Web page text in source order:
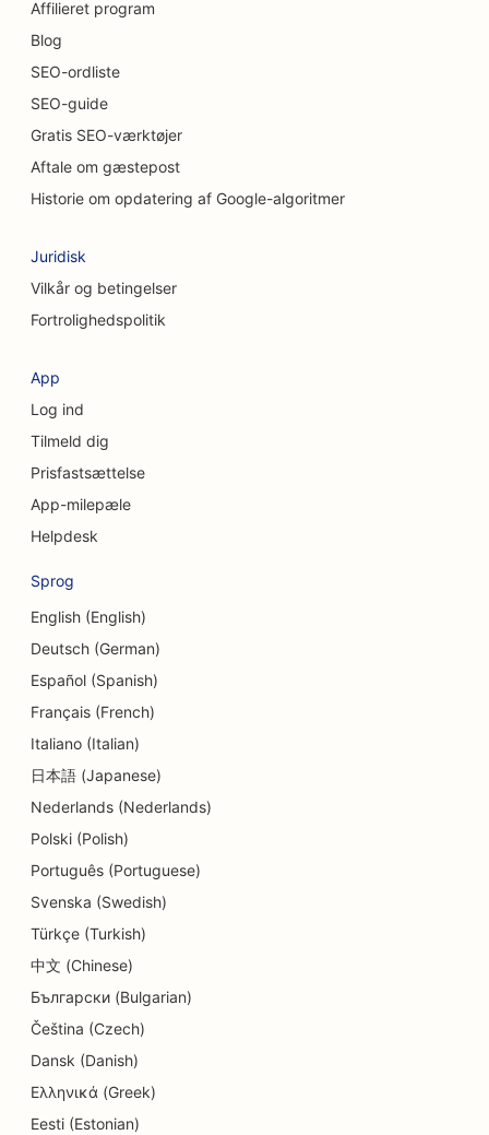
SEO for kemiske peeling-tjenester
SEO til kattecaféer
SEO for kiropraktorer
SEO til rengøringsservice
SEO for kaffebarer
SEO for kosmetiske kirurger
SEO til tøjbutikker
SEO for kraniofaciale kirurger
SEO for kreditforeninger
SEO for cupcake-butikker
SEO for dansestudier
SEO for daginstitutioner
SEO for gældsrådgivningstjenester
SEO for tandlægeklinikker
SEO for delikatesseforretninger
SEO for dermabrasionstjenester
SEO for detailbutikker
SEO for donutbutikker
SEO for uddannelse og børnepasning
SEO for elektrikere
SEO for elektronikbutikker
Affilieret program
Blog
SEO-ordliste
SEO-guide
Gratis SEO-værktøjer
Aftale om gæstepost
Historie om opdatering af Google-algoritmer
Juridisk
Vilkår og betingelser
Fortrolighedspolitik
App
Log ind
Tilmeld dig
Prisfastsættelse
App-milepæle
Helpdesk
Sprog
English (English)
Deutsch (German)
Español (Spanish)
Français (French)
Italiano (Italian)
日本語 (Japanese)
Nederlands (Nederlands)
Polski (Polish)
Português (Portuguese)
Svenska (Swedish)
Türkçe (Turkish)
中文 (Chinese)
Български (Bulgarian)
Čeština (Czech)
Dansk (Danish)
Ελληνικά (Greek)
Eesti (Estonian)